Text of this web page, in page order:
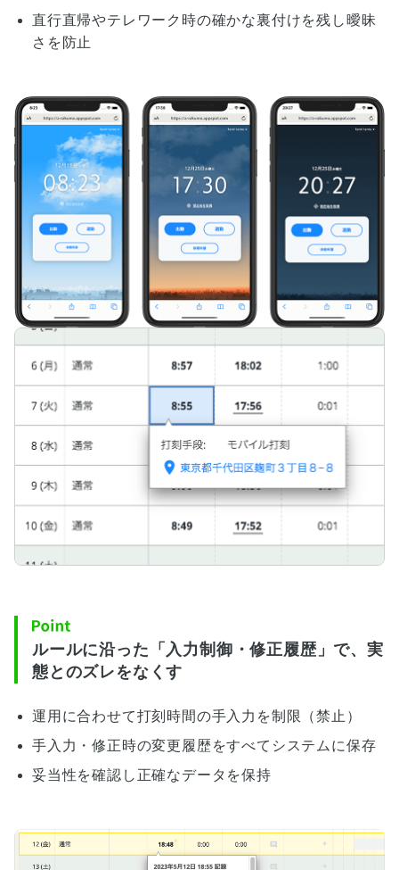
直行直帰やテレワーク時の確かな裏付けを残し曖昧
さを防止
ルールに沿った「入力制御・修正履歴」で、実
態とのズレをなくす
運用に合わせて打刻時間の手入力を制限（禁止）
手入力・修正時の変更履歴をすべてシステムに保存
妥当性を確認し正確なデータを保持